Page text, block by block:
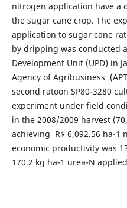
nitrogen application have a
the sugar cane crop. The
application to sugar cane
by dripping was conducted
Development Unit (UPD) in
Agency of Agribusiness
second ratoon SP80-3280
experiment under field
in the 2008/2009 harvest
achieving R$ 6,092.56 ha-1
economic productivity was
170.2 kg ha-1 urea-N